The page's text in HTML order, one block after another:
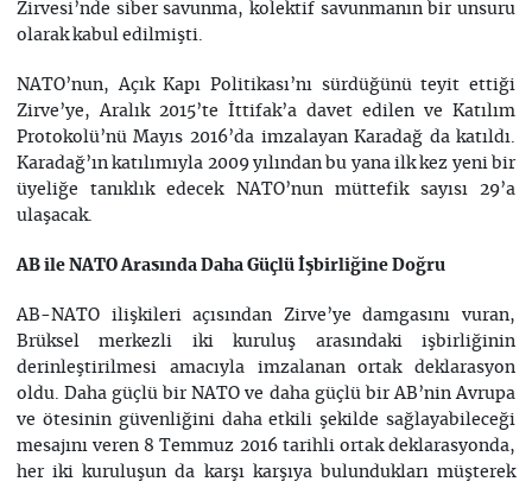
Zirvesi’nde siber savunma, kolektif savunmanın bir unsuru
olarak kabul edilmişti.
NATO’nun, Açık Kapı Politikası’nı sürdüğünü teyit ettiği
Zirve’ye, Aralık 2015’te İttifak’a davet edilen ve Katılım
Protokolü’nü Mayıs 2016’da imzalayan Karadağ da katıldı.
Karadağ’ın katılımıyla 2009 yılından bu yana ilk kez yeni bir
üyeliğe tanıklık edecek NATO’nun müttefik sayısı 29’a
ulaşacak.
AB ile NATO Arasında Daha Güçlü İşbirliğine Doğru
AB-NATO ilişkileri açısından Zirve’ye damgasını vuran,
Brüksel merkezli iki kuruluş arasındaki işbirliğinin
derinleştirilmesi amacıyla imzalanan ortak deklarasyon
oldu. Daha güçlü bir NATO ve daha güçlü bir AB’nin Avrupa
ve ötesinin güvenliğini daha etkili şekilde sağlayabileceği
mesajını veren 8 Temmuz 2016 tarihli ortak deklarasyonda,
her iki kuruluşun da karşı karşıya bulundukları müşterek